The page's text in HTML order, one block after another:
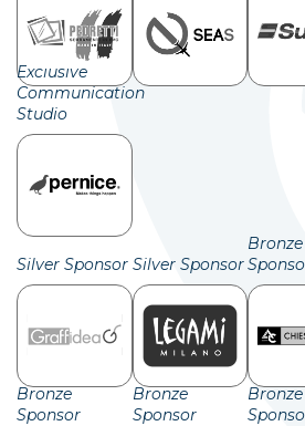
Exclusive
Communication
Studio
Silver Sponsor Silver Sponsor
Bronze
Bronze
Sponsor
Bronze
Sponsor
Bronze